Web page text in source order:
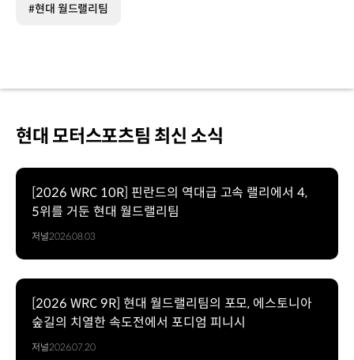
#현대 월드랠리팀
현대 모터스포츠팀 최신 소식
[2026 WRC 10R] 핀란드의 역대급 고속 랠리에서 4,
5위를 거둔 현대 월드랠리팀
저널2026.08.03
[2026 WRC 9R] 현대 월드랠리팀의 포모, 에스토니아
숲길의 치열한 속도전에서 포디엄 피니시
저널2026.07.20